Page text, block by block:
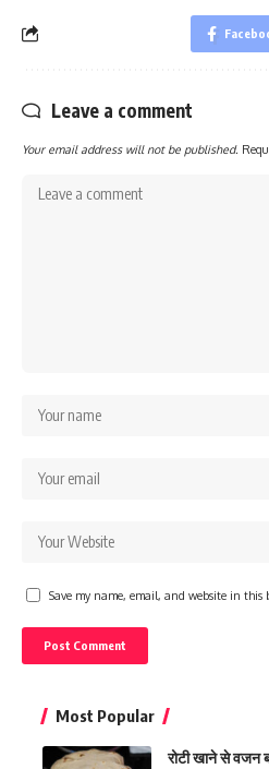
Leave a comment
Your email address will not be published.
Save my name, email, and website in this
Most Popular
रोटी खाने से वजन